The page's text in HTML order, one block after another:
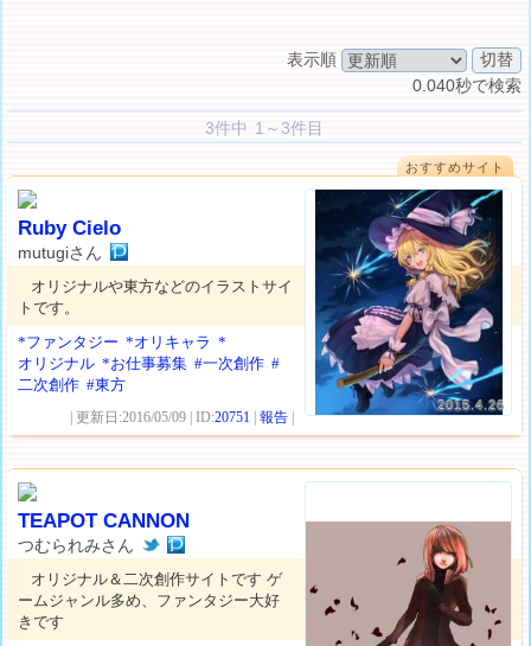
表示順
0.040秒で検索
3件中 1～3件目
おすすめサイト
2015.4.26
Ruby Cielo
mutugiさん
オリジナルや東方などのイラストサイ
トです。
*ファンタジー *オリキャラ *
オリジナル *お仕事募集 #一次創作 #
二次創作 #東方
| 更新日:2016/05/09 | ID:20751 |報告
TEAPOT CANNON
つむられみさん
オリジナル＆二次創作サイトです ゲ
ームジャンル多め、ファンタジー大好
きです